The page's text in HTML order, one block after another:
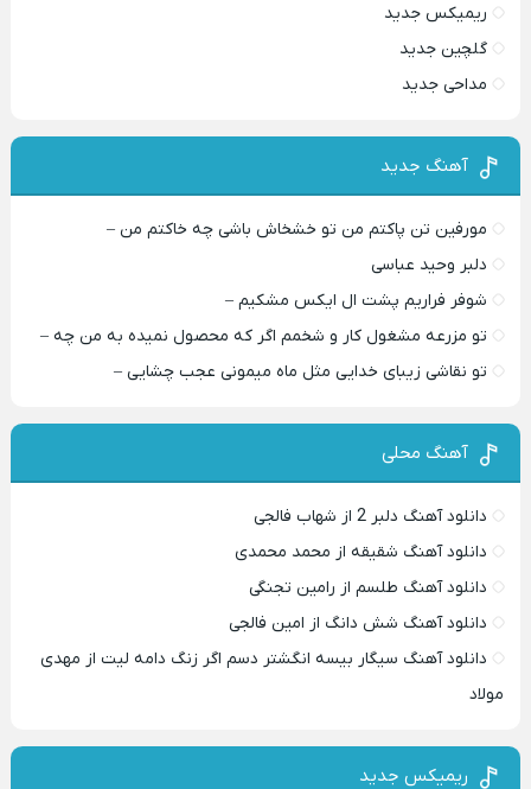
ریمیکس جدید
گلچین جدید
مداحی جدید
آهنگ جدید
مورفین تن پاکتم من تو خشخاش باشی چه خاکتم من –
دلبر وحید عباسی
شوفر فراریم پشت ال ایکس مشکیم –
تو مزرعه مشغول کار و شخمم اگر که محصول نمیده به من چه –
تو نقاشی زیبای خدایی مثل ماه میمونی عجب چشایی –
آهنگ محلی
دانلود آهنگ دلبر 2 از شهاب فالجی
دانلود آهنگ شقیقه از محمد محمدی
دانلود آهنگ طلسم از رامین تجنگی
دانلود آهنگ شش دانگ از امین فالجی
دانلود آهنگ سیگار بیسه انگشتر دسم اگر زنگ دامه لیت از مهدی
مولاد
ریمیکس جدید